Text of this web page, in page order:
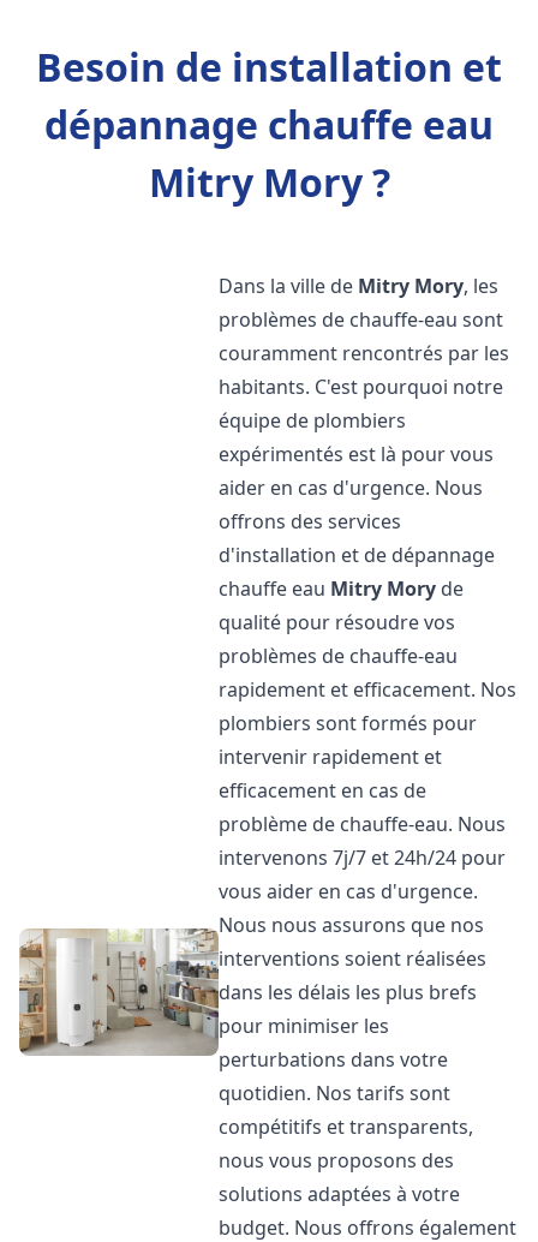
Besoin de installation et
dépannage chauffe eau
Mitry Mory ?
Dans la ville de Mitry Mory, les
problèmes de chauffe-eau sont
couramment rencontrés par les
habitants. C'est pourquoi notre
équipe de plombiers
expérimentés est là pour vous
aider en cas d'urgence. Nous
offrons des services
d'installation et de dépannage
chauffe eau Mitry Mory de
qualité pour résoudre vos
problèmes de chauffe-eau
rapidement et efficacement. Nos
plombiers sont formés pour
intervenir rapidement et
efficacement en cas de
problème de chauffe-eau. Nous
intervenons 7j/7 et 24h/24 pour
vous aider en cas d'urgence.
Nous nous assurons que nos
interventions soient réalisées
dans les délais les plus brefs
pour minimiser les
perturbations dans votre
quotidien. Nos tarifs sont
compétitifs et transparents,
nous vous proposons des
solutions adaptées à votre
budget. Nous offrons également